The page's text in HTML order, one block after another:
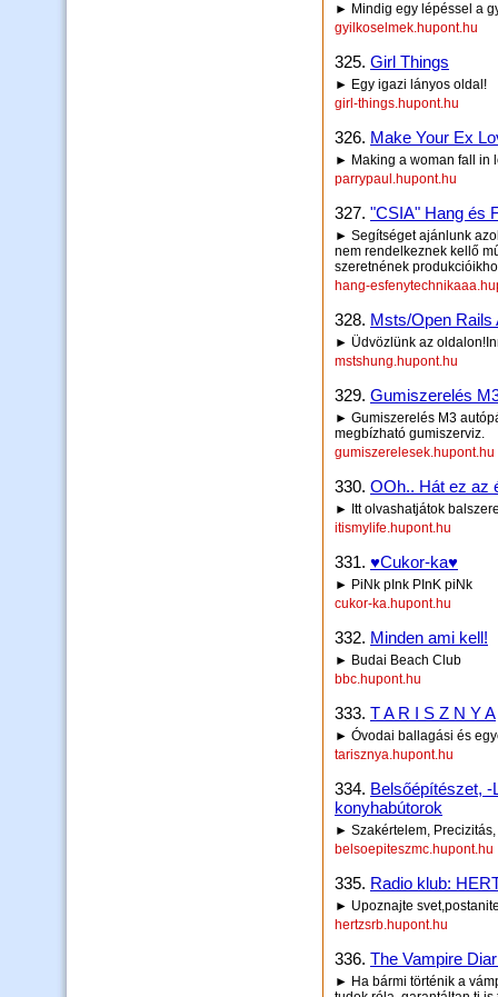
► Mindig egy lépéssel a
gyilkoselmek.hupont.hu
325. Girl Things
► Egy igazi lányos oldal!
girl-things.hupont.hu
326. Make Your Ex
► Making a woman fall in
parrypaul.hupont.hu
327. "CSIA" Hang és
► Segítséget ajánlunk
nem rendelkeznek kellő
szeretnének
hang-
328. Msts/Open Rails
► Üdvözlünk az
mstshung.hupont.hu
329. Gumiszerelés
► Gumiszerelés M3
megbízható gumiszerviz.
gumiszerelesek.hupont.hu
330. OOh.. Hát ez az
► Itt olvashatjátok
itismylife.hupont.hu
331. ♥Cukor-ka♥
► PiNk pInk PInK piNk
cukor-ka.hupont.hu
332. Minden ami kell!
► Budai Beach Club
bbc.hupont.hu
333. T A R I S Z N Y A
► Óvodai ballagási és
tarisznya.hupont.hu
334. Belsőépítészet, -
konyhabútorok
► Szakértelem,
belsoepiteszmc.hupont.hu
335. Radio klub:
► Upoznajte
hertzsrb.hupont.hu
336. The Vampire
► Ha bármi történik a